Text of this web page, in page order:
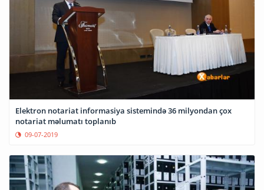
Elektron notariat informasiya sistemində 36 milyondan çox
notariat məlumatı toplanıb
09-07-2019